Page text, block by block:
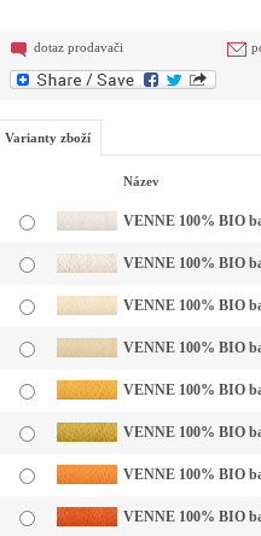
dotaz prodavači
Varianty zboží
Název
VENNE 100% BIO
VENNE 100% BIO
VENNE 100% BIO
VENNE 100% BIO
VENNE 100% BIO
VENNE 100% BIO
VENNE 100% BIO
VENNE 100% BIO